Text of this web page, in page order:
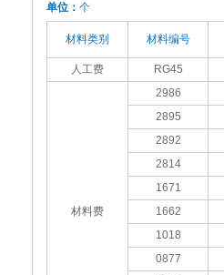
单位： 个
材料类别 材料编号
人工费 RG45
材料费
2986
2895
2892
2814
1671
1662
1018
0877